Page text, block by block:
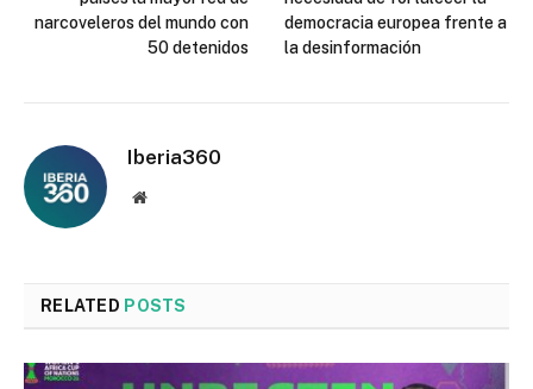
narcoveleros del mundo con
50 detenidos
democracia europea frente a
la desinformación
Iberia360
Website
RELATED POSTS